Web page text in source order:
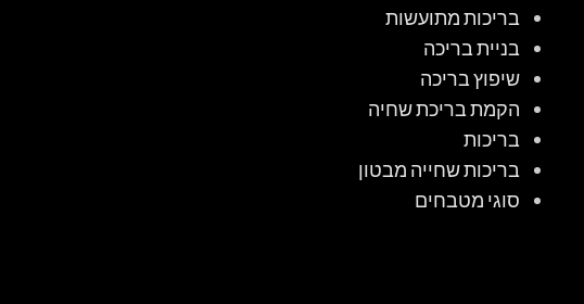
בריכות מתועשות
בניית בריכה
שיפוץ בריכה
הקמת בריכת שחיה
בריכות
בריכות שחייה מבטון
סוגי מטבחים